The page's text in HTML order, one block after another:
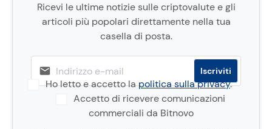
Ricevi le ultime notizie sulle criptovalute e gli
articoli più popolari direttamente nella tua
casella di posta.
Ho letto e accetto lapolitica sulla privacy.
Accetto di ricevere comunicazioni
commerciali da Bitnovo